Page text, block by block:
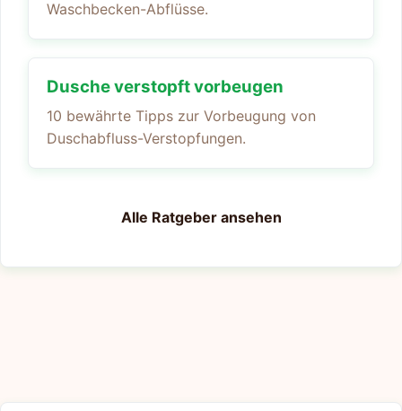
Waschbecken-Abflüsse.
Dusche verstopft vorbeugen
10 bewährte Tipps zur Vorbeugung von
Duschabfluss-Verstopfungen.
Alle Ratgeber ansehen